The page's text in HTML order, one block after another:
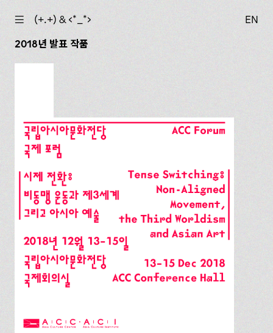
☰ (+.+) & ‹*_*›
EN
2018년 발표 작품